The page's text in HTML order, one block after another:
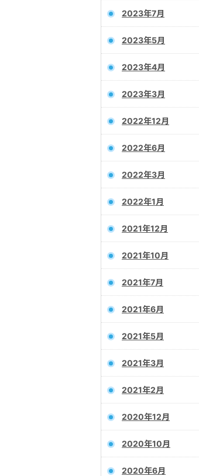
2023年7月
2023年5月
2023年4月
2023年3月
2022年12月
2022年6月
2022年3月
2022年1月
2021年12月
2021年10月
2021年7月
2021年6月
2021年5月
2021年3月
2021年2月
2020年12月
2020年10月
2020年6月